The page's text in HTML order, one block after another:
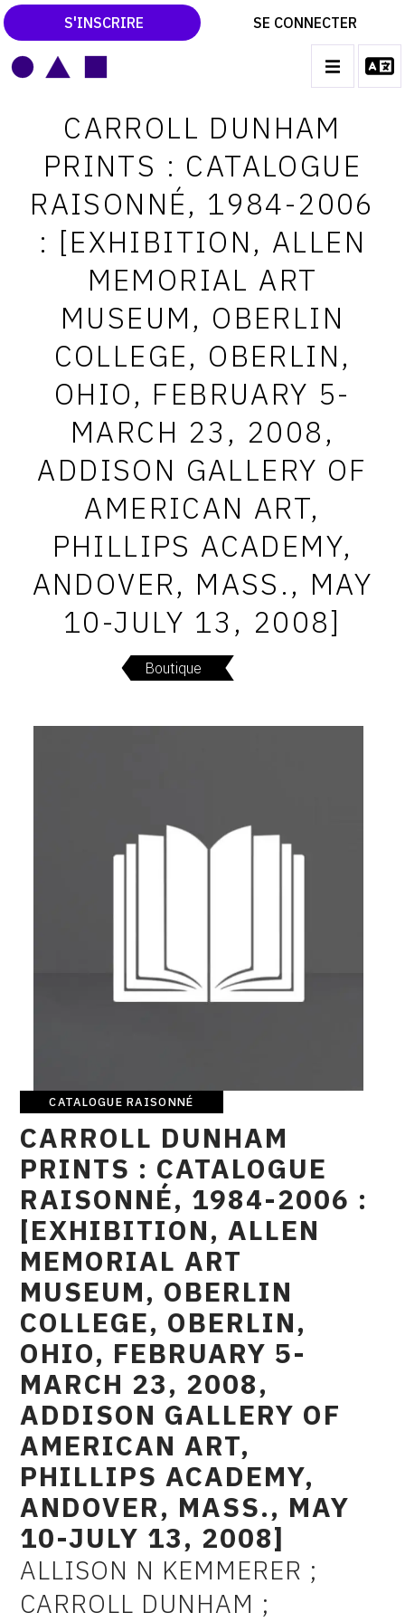
S'INSCRIRE SE CONNECTER
navigation
CATALOGUES RAISONNÉS
LES EXPOSITIONS
LES VERNISSAGES
ARCHIVES DES EXPOSITIONS
ACTUALITÉS DU MONDE DE L'ART
LIBRAIRIE : LIVRES & CATALOGUES
LEXIQUE ARTISTIQUE
SERVICES
CRÉER SON CATALOGUE RAISONNÉ
ABONNEMENTS DÉDIÉS AUX GALERISTES
CRÉER SON SITE ARTISTE
CRÉER SON CATALOGUE D'EXPO
PUBLIER SES EXPOSITIONS
CONTACT
SUIVEZ-NOUS
TWITTER
PINTEREST
CARROLL DUNHAM
PRINTS : CATALOGUE
RAISONNÉ, 1984-2006
: [EXHIBITION, ALLEN
MEMORIAL ART
MUSEUM, OBERLIN
COLLEGE, OBERLIN,
OHIO, FEBRUARY 5-
MARCH 23, 2008,
ADDISON GALLERY OF
AMERICAN ART,
PHILLIPS ACADEMY,
ANDOVER, MASS., MAY
10-JULY 13, 2008]
Boutique
Catalogue
raisonné
CATALOGUE RAISONNÉ
CARROLL DUNHAM
PRINTS : CATALOGUE
RAISONNÉ, 1984-2006 :
[EXHIBITION, ALLEN
MEMORIAL ART
MUSEUM, OBERLIN
COLLEGE, OBERLIN,
OHIO, FEBRUARY 5-
MARCH 23, 2008,
ADDISON GALLERY OF
AMERICAN ART,
PHILLIPS ACADEMY,
ANDOVER, MASS., MAY
10-JULY 13, 2008]
AUTEUR
ALLISON N KEMMERER ;
CARROLL DUNHAM ;